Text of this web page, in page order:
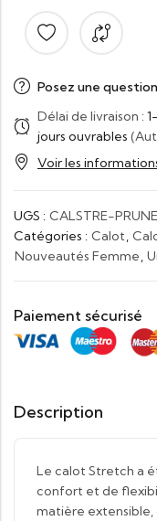
Posez une question
Délai de livraison :
jours ouvrables
Voir les
UGS : CALSTRE-
Catégories : Calot,
Nouveautés Femme,
Paiement sécurisé
Description
Le calot Stretch a
confort et de
matière extensible,